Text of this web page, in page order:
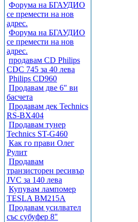
Форума на БГАУДИО
се премести на нов
адрес.
Форума на БГАУДИО
се премести на нов
адрес.
продавам CD Philips
CDC 745 за 40 лева
Philips CD960
Продавам две 6" ви
басчета
Продавам дек Technics
RS-BX404
Продавам тунер
Technics ST-G460
Как го прави Олег
Рулит
Продавам
транзисторен ресивър
JVC за 140 лева
Купувам лампомер
TESLA BM215A
Продавам усилвател
със субуфер 8"